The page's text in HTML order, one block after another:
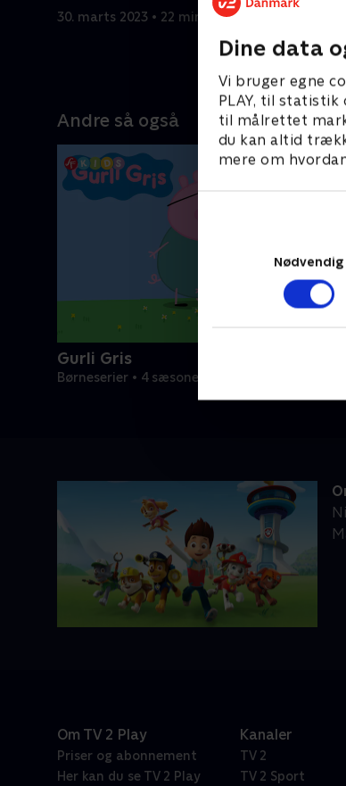
Dine data
Vi bruger egne
PLAY, til
til målrettet
du kan altid
mere om
Nødvendig
30. marts 2023 • 22 min
Andre så også
Gurli Gris
Børneserier • 4 sæsoner
Om TV 2 Play
Priser og abonnement
Her kan du se TV 2 Play
Kanaler
TV 2
TV 2 Sport